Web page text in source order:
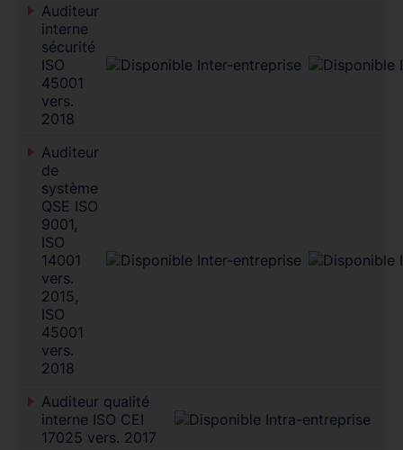
Auditeur
interne
sécurité
ISO
45001
vers.
2018
Auditeur
de
système
QSE ISO
9001,
ISO
14001
vers.
2015,
ISO
45001
vers.
2018
Auditeur qualité
interne ISO CEI
17025 vers. 2017